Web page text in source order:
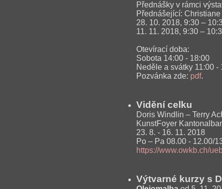
Přednášky v rámci
Přednášející:
28. 10. 2018, 9:30 –
11. 11. 2018, 9:30 –
Otevírací doba:
Sobota 14:00 - 18:00
Neděle a svátky 11:00 -
Pozvánka zde: pdf.
Vidění celku
Doris Windlin – Terry
KunstFoyer
23. 8. - 16. 11. 2018
Po – Pa 08.00 - 12.00/
https://www.owkb.ch/
Výtvarné kurzy s